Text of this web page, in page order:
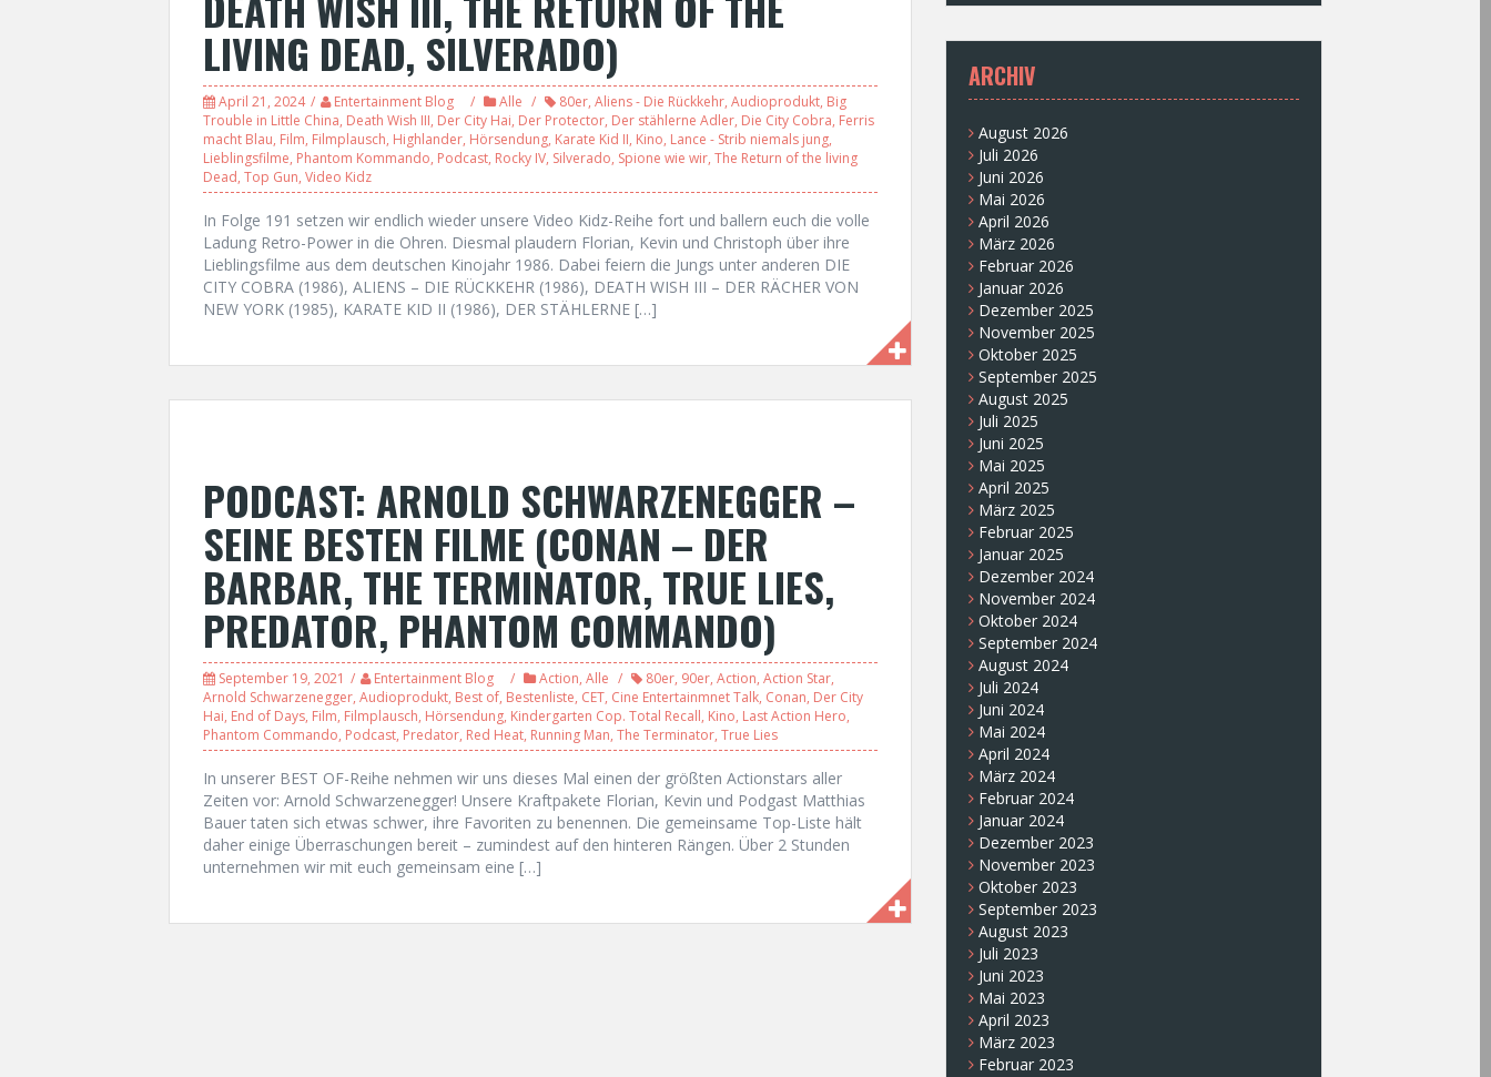
LIVING DEAD, SILVERADO)
April 21, 2024 Entertainment Blog Alle 80er, Aliens - Die Rückkehr, Audioprodukt, Big
Trouble in Little China, Death Wish III, Der City Hai, Der Protector, Der stählerne Adler, Die City Cobra, Ferris
macht Blau, Film, Filmplausch, Highlander, Hörsendung, Karate Kid II, Kino, Lance - Strib niemals jung,
Lieblingsfilme, Phantom Kommando, Podcast, Rocky IV, Silverado, Spione wie wir, The Return of the living
Dead, Top Gun, Video Kidz
In Folge 191 setzen wir endlich wieder unsere Video Kidz-Reihe fort und ballern euch die volle
Ladung Retro-Power in die Ohren. Diesmal plaudern Florian, Kevin und Christoph über ihre
Lieblingsfilme aus dem deutschen Kinojahr 1986. Dabei feiern die Jungs unter anderen DIE
CITY COBRA (1986), ALIENS – DIE RÜCKKEHR (1986), DEATH WISH III – DER RÄCHER VON
NEW YORK (1985), KARATE KID II (1986), DER STÄHLERNE […]
PODCAST: ARNOLD SCHWARZENEGGER –
SEINE BESTEN FILME (CONAN – DER
BARBAR, THE TERMINATOR, TRUE LIES,
PREDATOR, PHANTOM COMMANDO)
September 19, 2021 Entertainment Blog Action, Alle 80er, 90er, Action, Action Star,
Arnold Schwarzenegger, Audioprodukt, Best of, Bestenliste, CET, Cine Entertainmnet Talk, Conan, Der City
Hai, End of Days, Film, Filmplausch, Hörsendung, Kindergarten Cop. Total Recall, Kino, Last Action Hero,
Phantom Commando, Podcast, Predator, Red Heat, Running Man, The Terminator, True Lies
In unserer BEST OF-Reihe nehmen wir uns dieses Mal einen der größten Actionstars aller
Zeiten vor: Arnold Schwarzenegger! Unsere Kraftpakete Florian, Kevin und Podgast Matthias
Bauer taten sich etwas schwer, ihre Favoriten zu benennen. Die gemeinsame Top-Liste hält
daher einige Überraschungen bereit – zumindest auf den hinteren Rängen. Über 2 Stunden
unternehmen wir mit euch gemeinsam eine […]
ARCHIV
August 2026
Juli 2026
Juni 2026
Mai 2026
April 2026
März 2026
Februar 2026
Januar 2026
Dezember 2025
November 2025
Oktober 2025
September 2025
August 2025
Juli 2025
Juni 2025
Mai 2025
April 2025
März 2025
Februar 2025
Januar 2025
Dezember 2024
November 2024
Oktober 2024
September 2024
August 2024
Juli 2024
Juni 2024
Mai 2024
April 2024
März 2024
Februar 2024
Januar 2024
Dezember 2023
November 2023
Oktober 2023
September 2023
August 2023
Juli 2023
Juni 2023
Mai 2023
April 2023
März 2023
Februar 2023